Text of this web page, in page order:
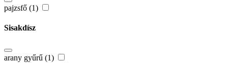
pajzsfő (1)
Sisakdísz
arany gyűrű (1)